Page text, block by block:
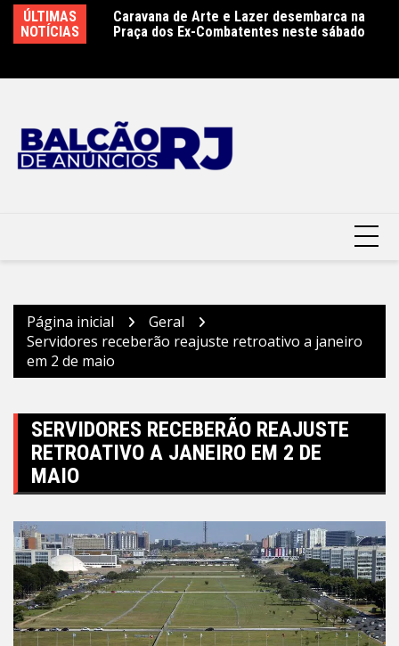
para
ÚLTIMAS
NOTÍCIAS
Eliane e Iêda
Caravana de Arte e Lazer desembarca na
Praça dos Ex-Combatentes neste sábado
Página inicial
Geral
Servidores receberão reajuste retroativo a janeiro
em 2 de maio
SERVIDORES RECEBERÃO REAJUSTE
RETROATIVO A JANEIRO EM 2 DE
MAIO